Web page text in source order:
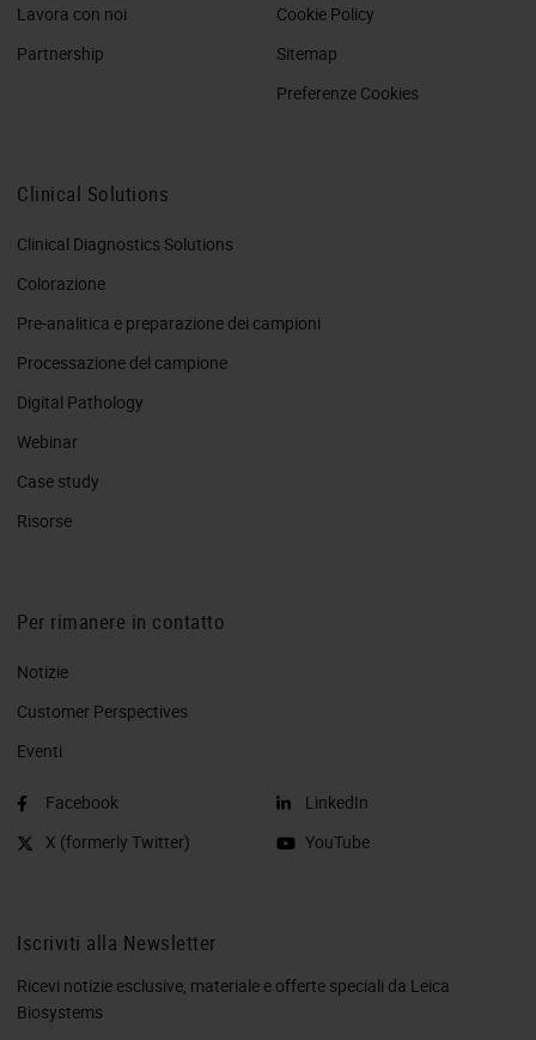
Lavora con noi
Partnership
Cookie Policy
Sitemap
Preferenze Cookies
Clinical Solutions
Clinical Diagnostics Solutions
Colorazione
Pre-analitica e preparazione dei campioni
Processazione del campione
Digital Pathology
Webinar
Case study
Risorse
Per rimanere in contatto
Notizie
Customer Perspectives​
Eventi
Facebook
X (formerly Twitter)
LinkedIn
YouTube
Iscriviti alla Newsletter
Ricevi notizie esclusive, materiale e offerte speciali da Leica
Biosystems